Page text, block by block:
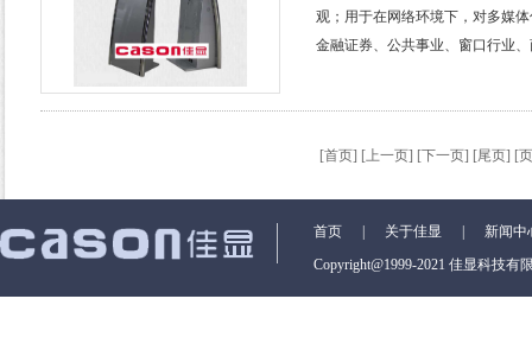
观； 用于在网络环境下，对多媒
金融证券、公共事业、窗口行业、
[首页] [上一页] [下一页] [尾页] [
首页 关于佳显
新闻中
Copyright@1999-2021 佳显科技